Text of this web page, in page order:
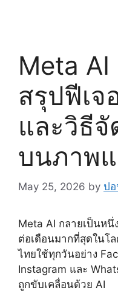
Meta AI
สรุปฟีเจ
และวิธีจั
บนภาพ
May 25, 2026 by ป
Meta AI กลายเป็นห
ต่อเดือนมากที่สุดในโ
ไทยใช้ทุกวันอย่าง
Instagram และ
ถูกขับเคลื่อนด้วย AI